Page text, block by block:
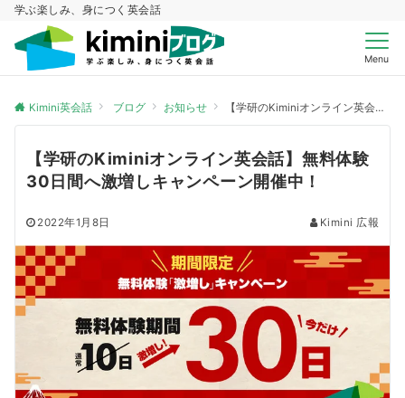
学ぶ楽しみ、身につく英会話
Menu
Kimini英会話 ブログ お知らせ 【学研のKiminiオンライン英会話】無料体験30日間へ激増しキャンペーン開催中！
【学研のKiminiオンライン英会話】無料体験
30日間へ激増しキャンペーン開催中！
2022年1月8日 Kimini 広報